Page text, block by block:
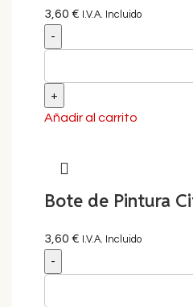
3,60 € I.V.A. Incluido
Añadir al carrito
Bote de Pintura
3,60 € I.V.A. Incluido